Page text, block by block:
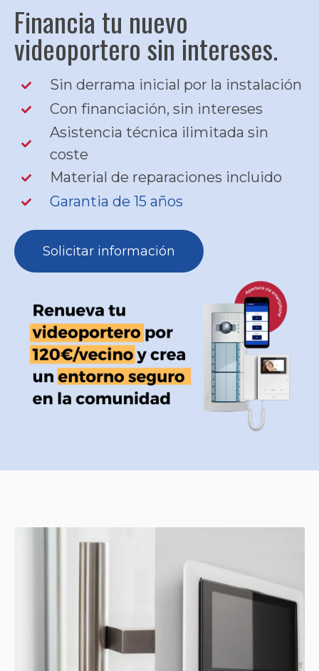
Financia tu nuevo
videoportero sin intereses.
Sin derrama inicial por la instalación
Con financiación, sin intereses
Asistencia técnica ilimitada sin
coste
Material de reparaciones incluido
Garantia de 15 años
Solicitar información